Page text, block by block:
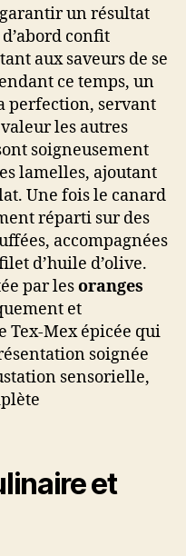
un résultat
confit
aux saveurs de se
ce temps, un
perfection, servant
les autres
soigneusement
lamelles, ajoutant
Une fois le canard
réparti sur des
accompagnées
d’huile d’olive.
par lesoranges
et
Tex-Mex épicée qui
soignée
sensorielle,
et